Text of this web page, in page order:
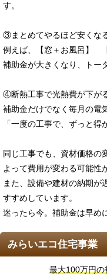
す。
③まとめてやるほど安くな
例えば、【窓＋お風呂】
補助金が大きくなり、トー
④断熱工事で光熱費が下が
補助金だけでなく毎月の電
「一度の工事で、ずっと
同じ工事でも、資材価格の
よって費用が変わる可能性
また、設備や建材の納期が
すすめしています。
迷ったら今。補助金は早め
みらいエコ住宅事業
最大100万円の